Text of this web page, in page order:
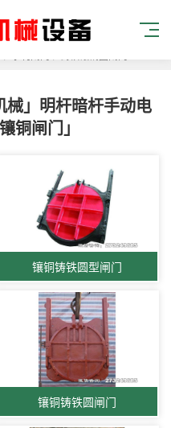
」明杆暗杆手动电
铜闸门」
镶铜铸铁圆型闸门
镶铜铸铁圆闸门